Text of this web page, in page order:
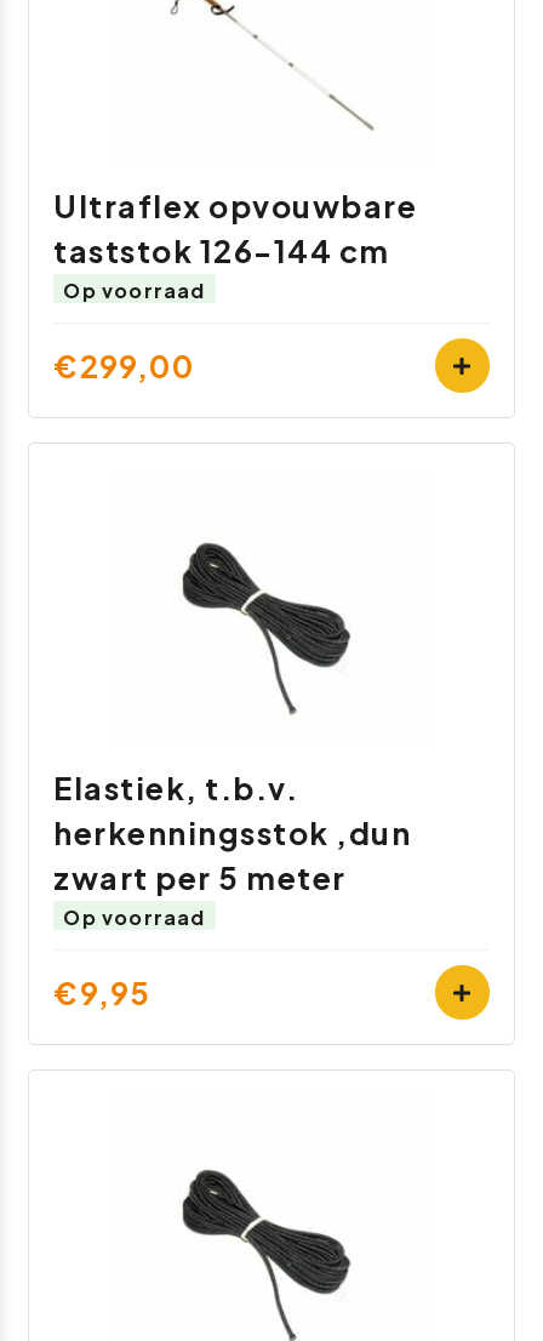
Ultraflex opvouwbare
taststok 126-144 cm
Op voorraad
€299,00
Elastiek, t.b.v.
herkenningsstok ,dun
zwart per 5 meter
Op voorraad
€9,95